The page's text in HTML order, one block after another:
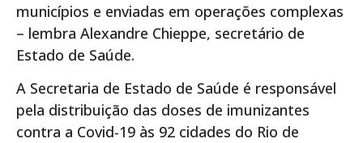
municípios e enviadas em operações complexas
– lembra Alexandre Chieppe, secretário de
Estado de Saúde.
A Secretaria de Estado de Saúde é responsável
pela distribuição das doses de imunizantes
contra a Covid-19 às 92 cidades do Rio de